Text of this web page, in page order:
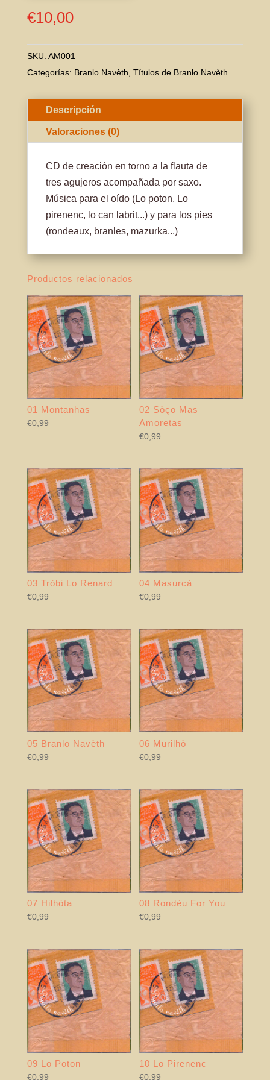
€10,00
SKU: AM001
Categorías: Branlo Navèth Títulos de Branlo Navèth
Descripción
Valoraciones (0)
CD de creación en torno a la flauta de
tres agujeros acompañada por saxo.
Música para el oído (Lo poton, Lo
pirenenc, lo can labrit...) y para los pies
(rondeaux, branles, mazurka...)
Productos relacionados
01 Montanhas
€0,99
02 Sòço Mas
Amoretas
€0,99
03 Tròbi Lo Renard
€0,99
04 Masurcà
€0,99
05 Branlo Navèth
€0,99
06 Murilhò
€0,99
07 Hilhòta
€0,99
08 Rondèu For You
€0,99
09 Lo Poton
€0,99
10 Lo Pirenenc
€0,99